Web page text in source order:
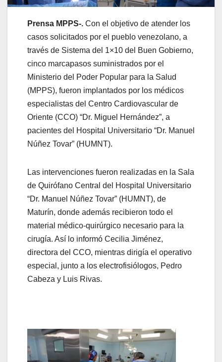
Prensa MPPS-. Con el objetivo de atender los
casos solicitados por el pueblo venezolano, a
través de Sistema del 1×10 del Buen Gobierno,
cinco marcapasos suministrados por el
Ministerio del Poder Popular para la Salud
(MPPS), fueron implantados por los médicos
especialistas del Centro Cardiovascular de
Oriente (CCO) “Dr. Miguel Hernández”, a
pacientes del Hospital Universitario “Dr. Manuel
Núñez Tovar” (HUMNT).
Las intervenciones fueron realizadas en la Sala
de Quirófano Central del Hospital Universitario
“Dr. Manuel Núñez Tovar” (HUMNT), de
Maturín, donde además recibieron todo el
material médico-quirúrgico necesario para la
cirugía. Así lo informó Cecilia Jiménez,
directora del CCO, mientras dirigía el operativo
especial, junto a los electrofisiólogos, Pedro
Cabeza y Luis Rivas.